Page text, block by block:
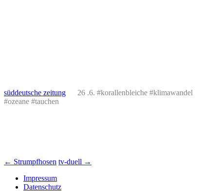
süddeutsche zeitung 26 .6. #korallenbleiche #klimawandel
#ozeane #tauchen
Beitrags-
Navigation
← Strumpfhosen tv-duell →
Impressum
Datenschutz